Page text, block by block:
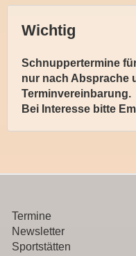
Wichtig
Schnuppertermine
nur nach Absprache
Terminvereinbarung.
Bei Interesse bitte
Termine
Newsletter
Sportstätten